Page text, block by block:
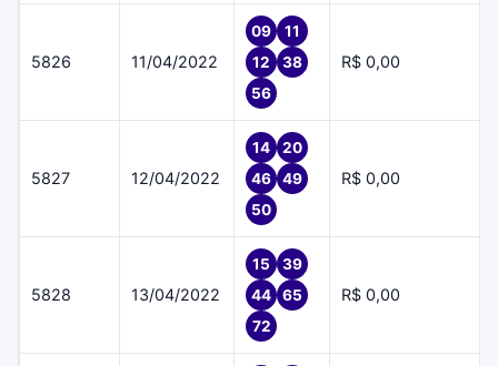
5826 11/04/2022
09
11
12
38
56
R$ 0,00
5827 12/04/2022
14
20
46
49
50
R$ 0,00
5828 13/04/2022
15
39
44
65
72
R$ 0,00